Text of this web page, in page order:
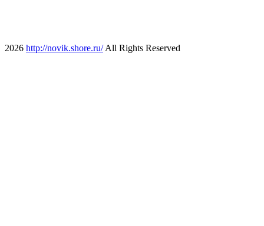
2026 http://novik.shore.ru/All Rights Reserved